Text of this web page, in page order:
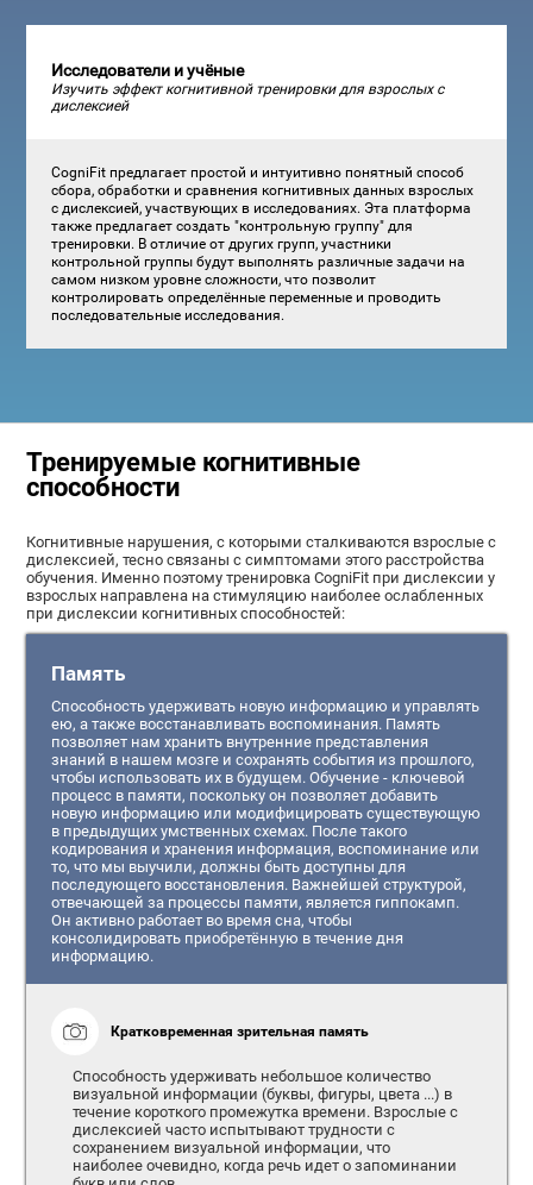
Исследователи и учёные
Изучить эффект когнитивной тренировки для взрослых с
дислексией
CogniFit предлагает простой и интуитивно понятный способ
сбора, обработки и сравнения когнитивных данных взрослых
с дислексией, участвующих в исследованиях. Эта платформа
также предлагает создать "контрольную группу" для
тренировки. В отличие от других групп, участники
контрольной группы будут выполнять различные задачи на
самом низком уровне сложности, что позволит
контролировать определённые переменные и проводить
последовательные исследования.
Тренируемые когнитивные
способности
Когнитивные нарушения, с которыми сталкиваются взрослые с
дислексией, тесно связаны с симптомами этого расстройства
обучения. Именно поэтому тренировка CogniFit при дислексии у
взрослых направлена на стимуляцию наиболее ослабленных
при дислексии когнитивных способностей:
Память
Способность удерживать новую информацию и управлять
ею, а также восстанавливать воспоминания. Память
позволяет нам хранить внутренние представления
знаний в нашем мозге и сохранять события из прошлого,
чтобы использовать их в будущем. Обучение - ключевой
процесс в памяти, поскольку он позволяет добавить
новую информацию или модифицировать существующую
в предыдущих умственных схемах. После такого
кодирования и хранения информация, воспоминание или
то, что мы выучили, должны быть доступны для
последующего восстановления. Важнейшей структурой,
отвечающей за процессы памяти, является гиппокамп.
Он активно работает во время сна, чтобы
консолидировать приобретённую в течение дня
информацию.
Кратковременная зрительная память
Способность удерживать небольшое количество
визуальной информации (буквы, фигуры, цвета ...) в
течение короткого промежутка времени. Взрослые с
дислексией часто испытывают трудности с
сохранением визуальной информации, что
наиболее очевидно, когда речь идет о запоминании